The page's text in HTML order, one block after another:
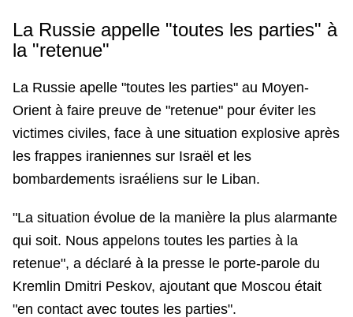
La Russie appelle "toutes les parties" à
la "retenue"
La Russie apelle "toutes les parties" au Moyen-
Orient à faire preuve de "retenue" pour éviter les
victimes civiles, face à une situation explosive après
les frappes iraniennes sur Israël et les
bombardements israéliens sur le Liban.
"La situation évolue de la manière la plus alarmante
qui soit. Nous appelons toutes les parties à la
retenue", a déclaré à la presse le porte-parole du
Kremlin Dmitri Peskov, ajoutant que Moscou était
"en contact avec toutes les parties".